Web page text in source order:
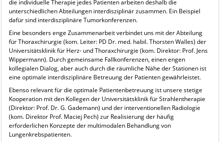
die individuelle Therapie jedes Patienten arbeiten deshalb die
unterschiedlichen Abteilungen interdisziplinär zusammen. Ein Beispiel
dafür sind interdisziplinäre Tumorkonferenzen.
Eine besonders enge Zusammenarbeit verbindet uns mit der Abteilung
für Thoraxchirurgie (kom. Leiter: PD Dr. med. habil. Thorsten Walles) der
Universitätsklinik für Herz- und Thoraxchirurgie (kom. Direktor: Prof. Jens
Wippermann). Durch gemeinsame Fallkonferenzen, einen engen
kollegialen Dialog, aber auch durch die räumliche Nähe der Stationen ist
eine optimale interdisziplinäre Betreuung der Patienten gewährleistet.
Ebenso relevant für die optimale Patientenbetreuung ist unsere stetige
Kooperation mit den Kollegen der Universitätsklinik für Strahlentherapie
(Direktor: Prof. Dr. G. Gademann) und der interventionellen Radiologie
(kom. Direktor Prof. Maciej Pech) zur Realisierung der häufig
erforderlichen Konzepte der multimodalen Behandlung von
Lungenkrebspatienten.